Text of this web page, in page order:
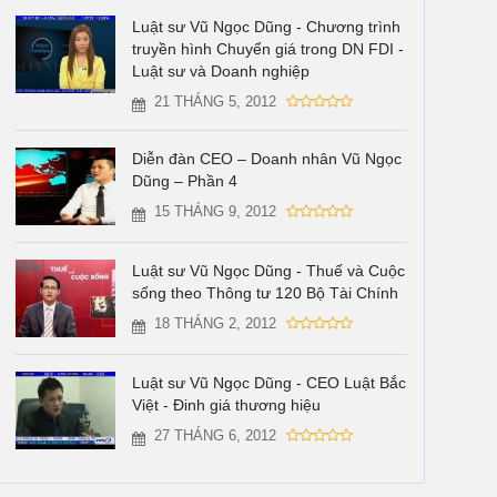
Luật sư Vũ Ngọc Dũng - Chương trình
truyền hình Chuyển giá trong DN FDI -
Luật sư và Doanh nghiệp
21 THÁNG 5, 2012
Diễn đàn CEO – Doanh nhân Vũ Ngọc
Dũng – Phần 4
15 THÁNG 9, 2012
Luật sư Vũ Ngọc Dũng - Thuế và Cuộc
sống theo Thông tư 120 Bộ Tài Chính
18 THÁNG 2, 2012
Luật sư Vũ Ngọc Dũng - CEO Luật Bắc
Việt - Đinh giá thương hiệu
27 THÁNG 6, 2012